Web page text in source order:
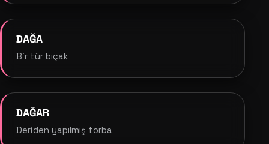
DAĞA
Bir tür bıçak
DAĞAR
Deriden yapılmış torba